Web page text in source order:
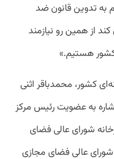
به تدوین قانون ضد
از همین رو نیازمند
کشور هستیم.»
کشور، محمدباقر اثنی
به عضویت رئیس مرکز
شورای عالی فضای
عالی فضای مجازی